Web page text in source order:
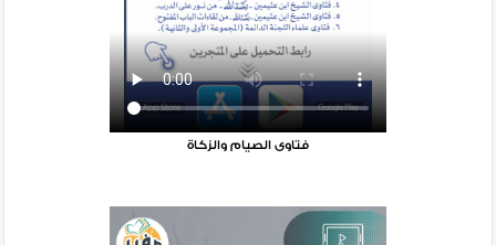
فتاوى الصيام والزكاة